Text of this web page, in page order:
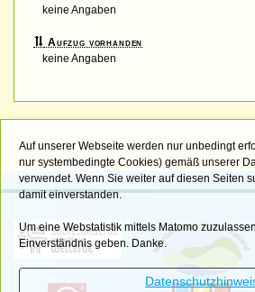
Auf unserer Webseite werden nur unbedingt
nur systembedingte Cookies) gemäß unserer
verwendet. Wenn Sie weiter auf diesen Seiten
damit einverstanden.
Um eine Webstatistik mittels Matomo
Einverständnis geben. Danke.
keine Angaben
Aufzug vorhanden
keine Angaben